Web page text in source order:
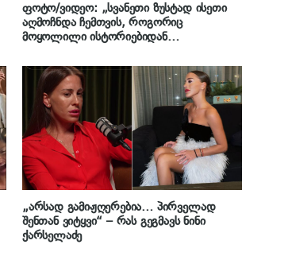
ფოტო/ვიდეო: „სვანეთი ზუსტად ისეთი
აღმოჩნდა ჩემთვის, როგორიც
მოყოლილი ისტორიებიდან
სვანეთიდან კადრებს გვიზიარებს
„არსად გამიჟღერებია… პირველად
შენთან ვიტყვი“ – რას გეგმავს ნინი
ქარსელაძე